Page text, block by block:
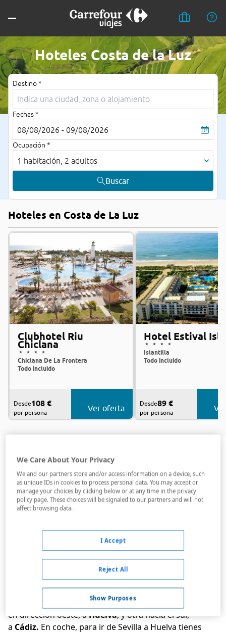
Hoteles Costa de la Luz
Destino *
Fechas *
08/08/2026 - 09/08/2026
Ocupación *
1 habitación, 2 adultos
Buscar
Hoteles en Costa de La Luz
Clubhotel Riu
Chiclana
Chiclana De La Frontera
Todo incluido
Desde108 €
por persona Ver oferta
Hotel Estival
Islantilla
Todo incluido
Desde89 €
por persona
Reserva ahora tu plaza por sólo 10 € con
cancelación flexible
Desde la desembocadura del río Guadiana hasta
Tarifa, una extensión de playas blancas y pueblos
todo un símbolo: desde la frontera con Portugal hasta
la entrada en el Mediterráneo, allí donde la península
tiene su último territorio al sur. Este soleado litoral te
ofrece una estancia luminosa.
Cómo llegar
puedes tomar dos vías principales, una
en dirección oeste, a Huelva, y otra hacia el sur,
a Cádiz. En coche, para ir de Sevilla a Huelva tienes
We Care About Your Privacy
We and our partners store and/or access information on a device, such
as unique IDs in cookies to process personal data. You may accept or
manage your choices by clicking below or at any time in the privacy
policy page. These choices will be signaled to our partners and will not
affect browsing data.
Show Purposes
Reject All
I Accept